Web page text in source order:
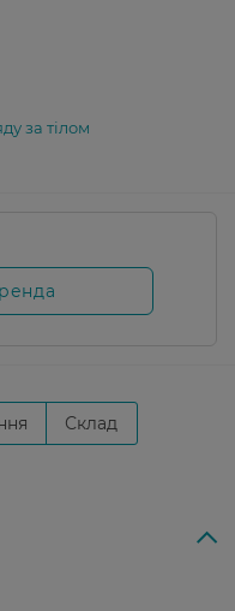
за тілом
Склад